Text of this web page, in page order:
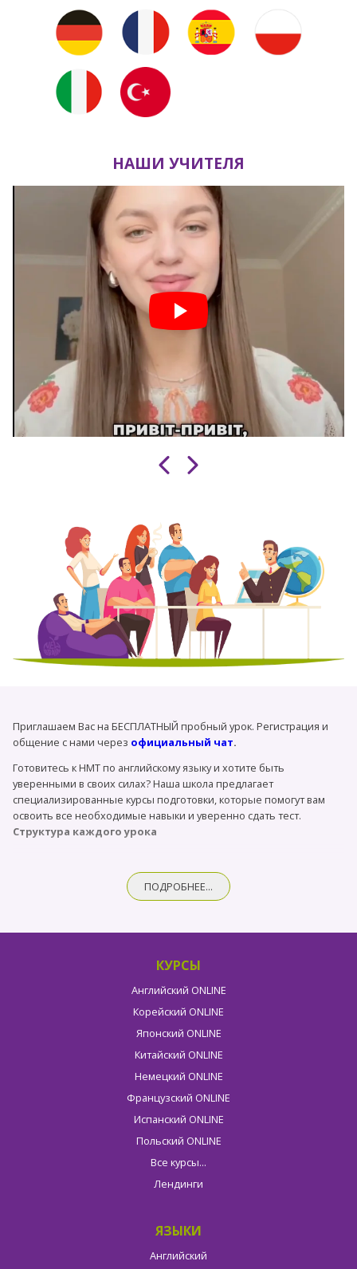
НАШИ УЧИТЕЛЯ
Приглашаем Вас на БЕСПЛАТНЫЙ пробный урок. Регистрация и
общение с нами через официальный чат.
Готовитесь к НМТ по английскому языку и хотите быть
уверенными в своих силах? Наша школа предлагает
специализированные курсы подготовки, которые помогут вам
освоить все необходимые навыки и уверенно сдать тест.
Структура каждого урока
Орфографический/орфоэпический практикум (5 мин)
Представление новой темы (10 мин)
Анализ типовых заданий УМТ по теме (10 мин)
Повторение одной из предыдущих тем (5 мин)
Подробнее о курсе и условиях обучения вы можете узнать,
связавшись с нами по телефону +38 (093) 276 74 24 или через наш
Приглашаем Вас на бесплатный пробный урок по английскому
ПОДРОБНЕЕ...
КУРСЫ
Английский ONLINE
Корейский ONLINE
Японский ONLINE
Китайский ONLINE
Немецкий ONLINE
Французский ONLINE
Испанский ONLINE
Польский ONLINE
Все курсы...
Лендинги
ЯЗЫКИ
Английский
Завантаження таймера...